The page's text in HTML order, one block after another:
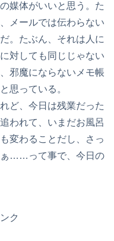
媒体がいいと思う。た
メールでは伝わらない
。たぶん、それは人に
対しても同じじゃない
邪魔にならないメモ帳
思っている。
ど、今日は残業だった
われて、いまだお風呂
変わることだし、さっ
ぁ……って事で、今日の
ク